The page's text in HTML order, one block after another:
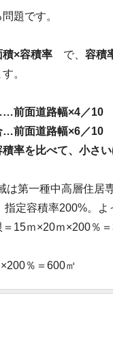
題です。
×容積率で、 容積
。
前面道路幅×4／10
…前面道路幅×6／10
積率を比べて、小さ
は第一種中高層住居
容積率200%。よ
15ｍ×20ｍ×200％
％＝600㎡